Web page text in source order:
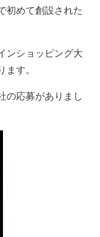
初めて創設された
ンショッピング大
す。
の応募がありまし